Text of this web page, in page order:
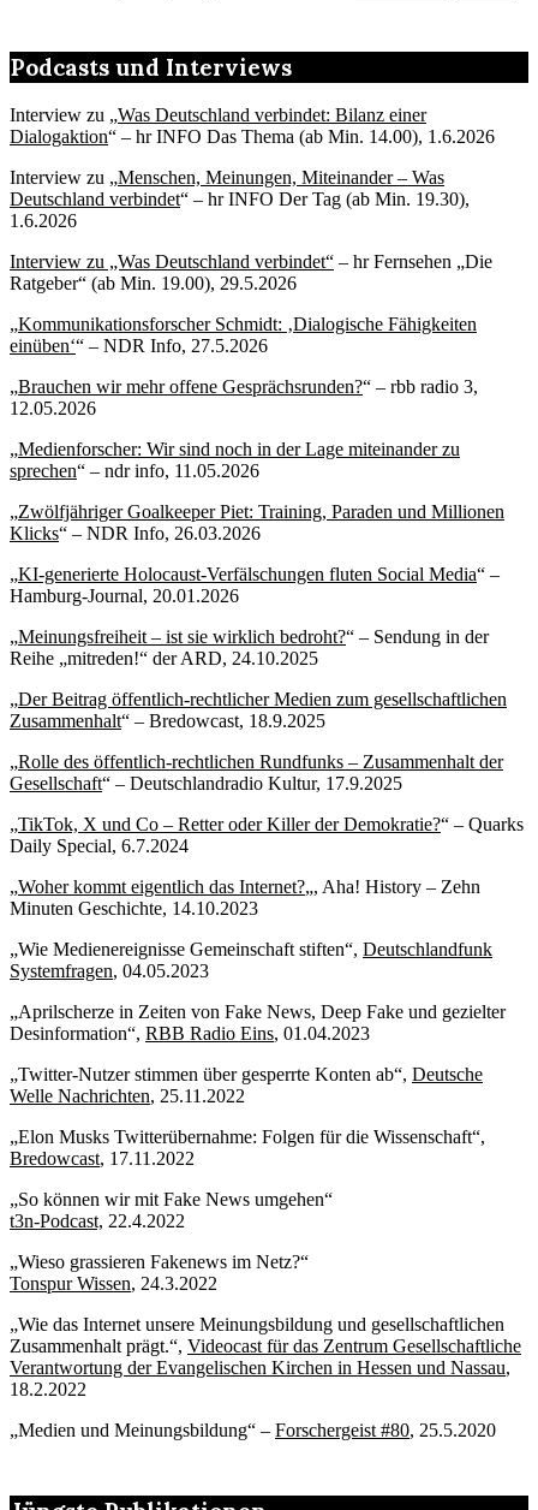
Podcasts und Interviews
Interview zu „Was Deutschland verbindet: Bilanz einer
Dialogaktion“ – hr INFO Das Thema (ab Min. 14.00), 1.6.2026
Interview zu „Menschen, Meinungen, Miteinander – Was
Deutschland verbindet“ – hr INFO Der Tag (ab Min. 19.30),
1.6.2026
Interview zu „Was Deutschland verbindet“ – hr Fernsehen „Die
Ratgeber“ (ab Min. 19.00), 29.5.2026
„Kommunikationsforscher Schmidt: ‚Dialogische Fähigkeiten
einüben‘“ – NDR Info, 27.5.2026
„Brauchen wir mehr offene Gesprächsrunden?“ – rbb radio 3,
12.05.2026
„Medienforscher: Wir sind noch in der Lage miteinander zu
sprechen“ – ndr info, 11.05.2026
„Zwölfjähriger Goalkeeper Piet: Training, Paraden und Millionen
Klicks“ – NDR Info, 26.03.2026
„KI-generierte Holocaust-Verfälschungen fluten Social Media“ –
Hamburg-Journal, 20.01.2026
„Meinungsfreiheit – ist sie wirklich bedroht?“ – Sendung in der
Reihe „mitreden!“ der ARD, 24.10.2025
„Der Beitrag öffentlich-rechtlicher Medien zum gesellschaftlichen
Zusammenhalt“ – Bredowcast, 18.9.2025
„Rolle des öffentlich-rechtlichen Rundfunks – Zusammenhalt der
Gesellschaft“ – Deutschlandradio Kultur, 17.9.2025
„TikTok, X und Co – Retter oder Killer der Demokratie?“ – Quarks
Daily Special, 6.7.2024
„Woher kommt eigentlich das Internet?„, Aha! History – Zehn
Minuten Geschichte, 14.10.2023
„Wie Medienereignisse Gemeinschaft stiften“, Deutschlandfunk
Systemfragen, 04.05.2023
„Aprilscherze in Zeiten von Fake News, Deep Fake und gezielter
Desinformation“, RBB Radio Eins, 01.04.2023
„Twitter-Nutzer stimmen über gesperrte Konten ab“, Deutsche
Welle Nachrichten, 25.11.2022
„Elon Musks Twitterübernahme: Folgen für die Wissenschaft“,
Bredowcast, 17.11.2022
„So können wir mit Fake News umgehen“
t3n-Podcast, 22.4.2022
„Wieso grassieren Fakenews im Netz?“
Tonspur Wissen, 24.3.2022
„Wie das Internet unsere Meinungsbildung und gesellschaftlichen
Zusammenhalt prägt.“, Videocast für das Zentrum Gesellschaftliche
Verantwortung der Evangelischen Kirchen in Hessen und Nassau,
18.2.2022
„Medien und Meinungsbildung“ – Forschergeist #80, 25.5.2020